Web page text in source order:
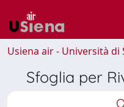
Usiena air - Università di
Sfoglia per